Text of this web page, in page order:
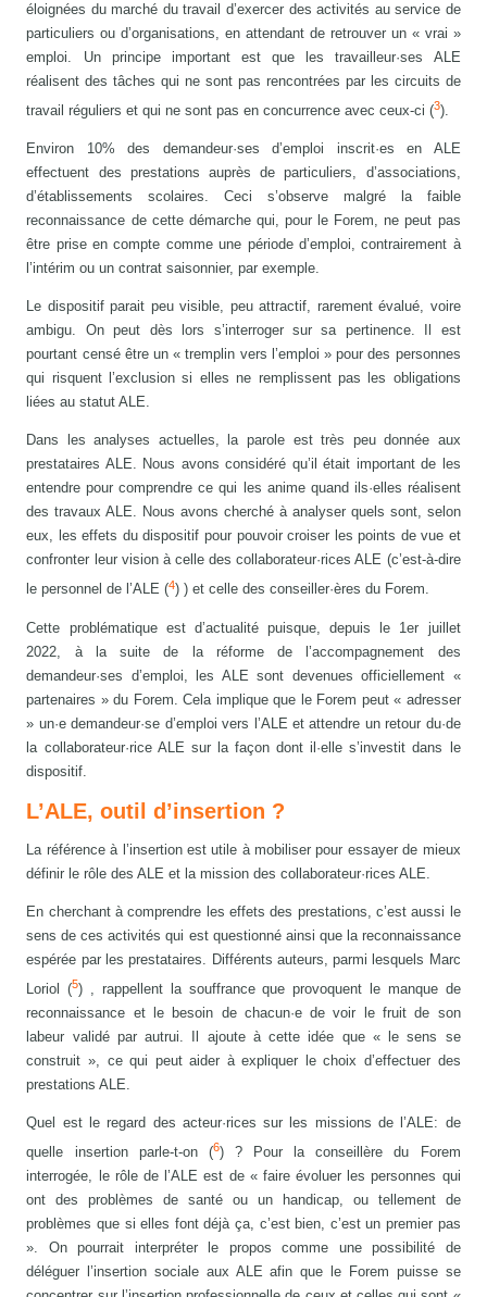
éloignées du marché du travail d’exercer des activités au service de
particuliers ou d’organisations, en attendant de retrouver un « vrai »
emploi. Un principe important est que les travailleur·ses ALE
réalisent des tâches qui ne sont pas rencontrées par les circuits de
travail réguliers et qui ne sont pas en concurrence avec ceux-ci (3).
Environ 10% des demandeur·ses d’emploi inscrit·es en ALE
effectuent des prestations auprès de particuliers, d’associations,
d’établissements scolaires. Ceci s’observe malgré la faible
reconnaissance de cette démarche qui, pour le Forem, ne peut pas
être prise en compte comme une période d’emploi, contrairement à
l’intérim ou un contrat saisonnier, par exemple.
Le dispositif parait peu visible, peu attractif, rarement évalué, voire
ambigu. On peut dès lors s’interroger sur sa pertinence. Il est
pourtant censé être un « tremplin vers l’emploi » pour des personnes
qui risquent l’exclusion si elles ne remplissent pas les obligations
liées au statut ALE.
Dans les analyses actuelles, la parole est très peu donnée aux
prestataires ALE. Nous avons considéré qu’il était important de les
entendre pour comprendre ce qui les anime quand ils·elles réalisent
des travaux ALE. Nous avons cherché à analyser quels sont, selon
eux, les effets du dispositif pour pouvoir croiser les points de vue et
confronter leur vision à celle des collaborateur·rices ALE (c’est-à-dire
le personnel de l’ALE (4) ) et celle des conseiller·ères du Forem.
Cette problématique est d’actualité puisque, depuis le 1er juillet
2022, à la suite de la réforme de l’accompagnement des
demandeur·ses d’emploi, les ALE sont devenues officiellement «
partenaires » du Forem. Cela implique que le Forem peut « adresser
» un·e demandeur·se d’emploi vers l’ALE et attendre un retour du·de
la collaborateur·rice ALE sur la façon dont il·elle s’investit dans le
dispositif.
L’ALE, outil d’insertion ?
La référence à l’insertion est utile à mobiliser pour essayer de mieux
définir le rôle des ALE et la mission des collaborateur·rices ALE.
En cherchant à comprendre les effets des prestations, c’est aussi le
sens de ces activités qui est questionné ainsi que la reconnaissance
espérée par les prestataires. Différents auteurs, parmi lesquels Marc
Loriol (5) , rappellent la souffrance que provoquent le manque de
reconnaissance et le besoin de chacun·e de voir le fruit de son
labeur validé par autrui. Il ajoute à cette idée que « le sens se
construit », ce qui peut aider à expliquer le choix d’effectuer des
prestations ALE.
Quel est le regard des acteur·rices sur les missions de l’ALE: de
quelle insertion parle-t-on (6) ? Pour la conseillère du Forem
interrogée, le rôle de l’ALE est de « faire évoluer les personnes qui
ont des problèmes de santé ou un handicap, ou tellement de
problèmes que si elles font déjà ça, c’est bien, c’est un premier pas
». On pourrait interpréter le propos comme une possibilité de
déléguer l’insertion sociale aux ALE afin que le Forem puisse se